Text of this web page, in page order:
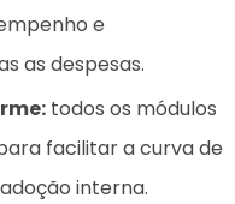
e
as despesas.
todos os módulos
facilitar a curva de
interna.